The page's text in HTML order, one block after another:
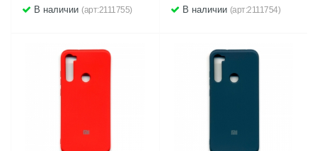
В наличии (арт:2111755) В наличии (арт:2111754)